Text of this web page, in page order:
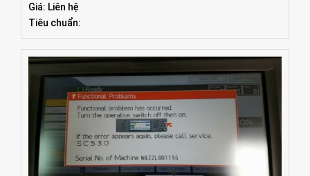
Giá: Liên hệ
Tiêu chuẩn: